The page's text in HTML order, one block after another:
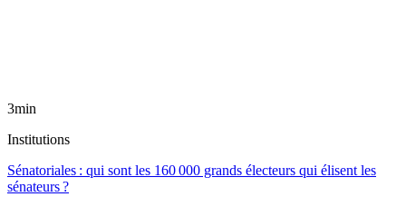
3min
Institutions
Sénatoriales : qui sont les 160 000 grands électeurs qui élisent les
sénateurs ?